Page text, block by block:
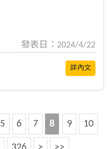
發表日：2024/4/22
詳內文
5 6 7 8 9 10